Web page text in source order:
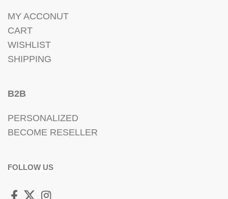
MY ACCONUT
CART
WISHLIST
SHIPPING
B2B
PERSONALIZED
BECOME RESELLER
FOLLOW US